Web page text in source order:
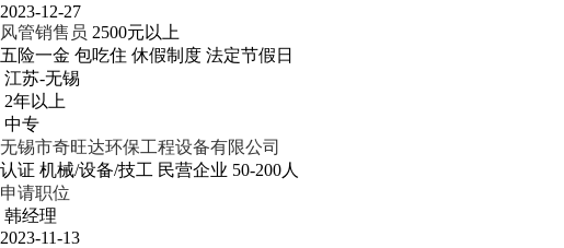
2023-12-27
风管销售员 2500元以上
五险一金 包吃住 休假制度 法定节假日
江苏-无锡
2年以上
中专
无锡市奇旺达环保工程设备有限公司
认证 机械/设备/技工 民营企业 50-200人
申请职位
韩经理
2023-11-13